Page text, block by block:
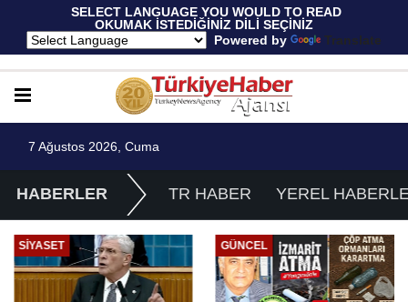
SELECT LANGUAGE YOU WOULD TO READ
OKUMAK İSTEDİĞİNİZ DİLİ SEÇİNİZ
Powered by
Translate
7 Ağustos 2026, Cuma
HABERLER TR HABER YEREL
SIYASET GÜNCEL